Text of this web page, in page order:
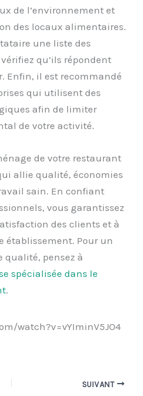
de l’environnement et
des locaux alimentaires.
une liste des
qu’ils répondent
Enfin, il est recommandé
qui utilisent des
afin de limiter
de votre activité.
de votre restaurant
allie qualité, économies
sain. En confiant
vous garantissez
des clients et à
établissement. Pour un
qualité, pensez à
spécialisée dans le
.
watch?v=vYIminV5JO4
SUIVANT